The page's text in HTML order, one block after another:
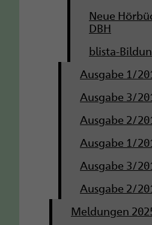
Neue
DBH
blista-
Ausgabe 1/
Ausgabe 3/
Ausgabe 2/
Ausgabe 1/
Ausgabe 3/
Ausgabe 2/
Meldungen